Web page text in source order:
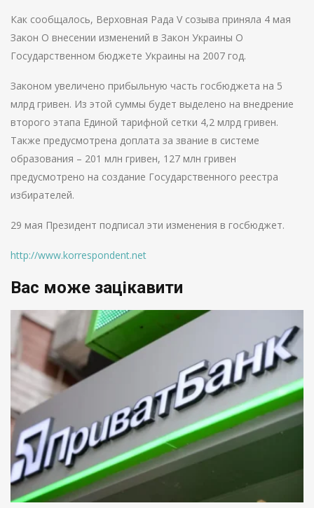
Как сообщалось, Верховная Рада V созыва приняла 4 мая
Закон О внесении изменений в Закон Украины О
Государственном бюджете Украины на 2007 год.
Законом увеличено прибыльную часть госбюджета на 5
млрд гривен. Из этой суммы будет выделено на внедрение
второго этапа Единой тарифной сетки 4,2 млрд гривен.
Также предусмотрена доплата за звание в системе
образования – 201 млн гривен, 127 млн гривен
предусмотрено на создание Государственного реестра
избирателей.
29 мая Президент подписал эти изменения в госбюджет.
http://www.korrespondent.net
Вас може зацікавити